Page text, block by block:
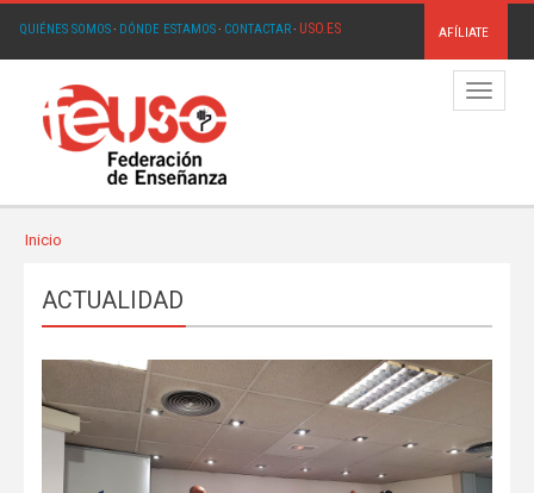
QUIÉNES SOMOS· DÓNDE ESTAMOS· CONTACTAR· USO.ES AFÍLIATE
Menú
Inicio
ACTUALIDAD